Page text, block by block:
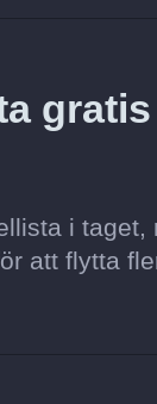
i
att flytta